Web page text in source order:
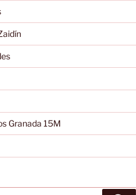
Granada 15M